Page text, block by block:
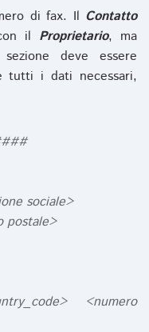
di fax. Il Contatto
il Proprietario, ma
deve essere
tutti i dati necessari,
sociale>
postale>
<numero